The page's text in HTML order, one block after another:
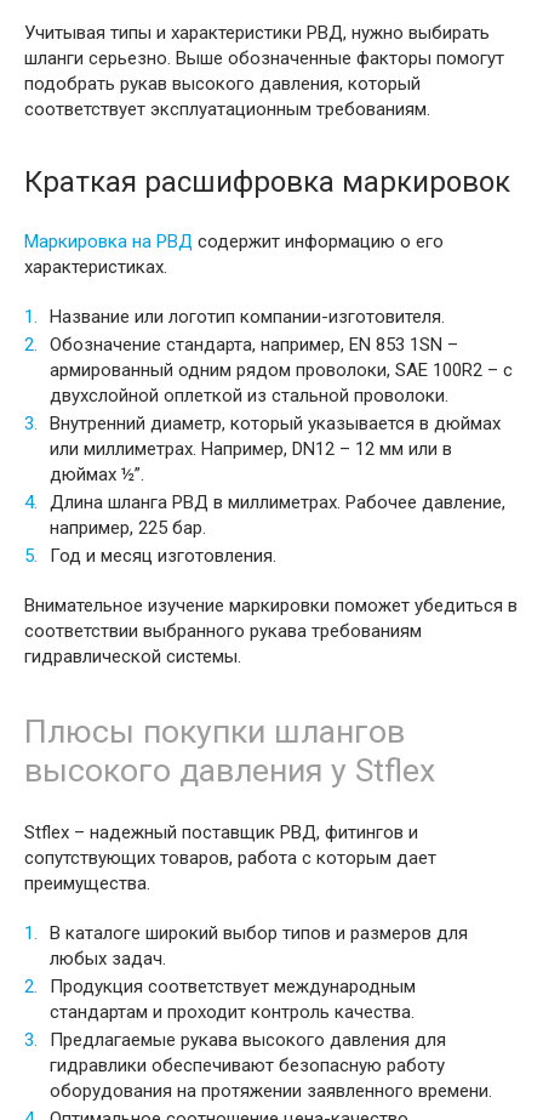
Учитывая типы и характеристики РВД, нужно выбирать
шланги серьезно. Выше обозначенные факторы помогут
подобрать рукав высокого давления, который
соответствует эксплуатационным требованиям.
Краткая расшифровка маркировок
Маркировка на РВД содержит информацию о его
характеристиках.
Название или логотип компании-изготовителя.
Обозначение стандарта, например, EN 853 1SN –
армированный одним рядом проволоки, SAE 100R2 – с
двухслойной оплеткой из стальной проволоки.
Внутренний диаметр, который указывается в дюймах
или миллиметрах. Например, DN12 – 12 мм или в
дюймах ½”.
Длина шланга РВД в миллиметрах. Рабочее давление,
например, 225 бар.
Год и месяц изготовления.
Внимательное изучение маркировки поможет убедиться в
соответствии выбранного рукава требованиям
гидравлической системы.
Плюсы покупки шлангов
высокого давления у Stflex
Stflex – надежный поставщик РВД, фитингов и
сопутствующих товаров, работа с которым дает
преимущества.
В каталоге широкий выбор типов и размеров для
любых задач.
Продукция соответствует международным
стандартам и проходит контроль качества.
Предлагаемые рукава высокого давления для
гидравлики обеспечивают безопасную работу
оборудования на протяжении заявленного времени.